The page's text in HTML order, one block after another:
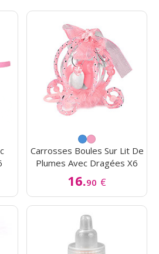
Carrosses Boules Sur Lit De
Plumes Avec Dragées X6
16.90 €